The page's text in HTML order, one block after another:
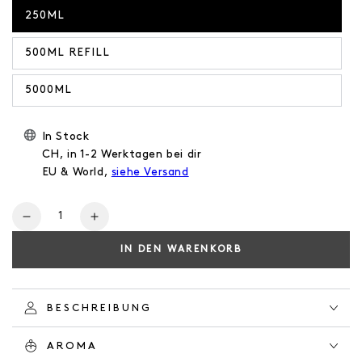
250ML
500ML REFILL
5000ML
In Stock
CH, in 1-2 Werktagen bei dir
EU & World, siehe Versand
Verringere
CONDITIONER
HERBAL
GARDEN
Erhöhe
Menge
CONDITIONER
HERBAL
GARDEN
IN DEN WARENKORB
BESCHREIBUNG
AROMA